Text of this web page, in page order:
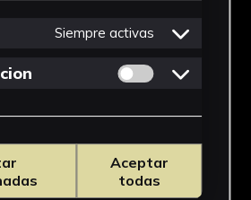
Mª., "El pintor Antonio
Gutierra"Archivo Español de
1948).
D., "La Encarnación de
de la Universidad de
Español de Arte (65, Madrid,
Siempre activas
Permitir cookies
Aceptar
todas